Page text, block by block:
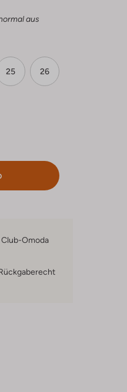
aus
25 26
Omoda